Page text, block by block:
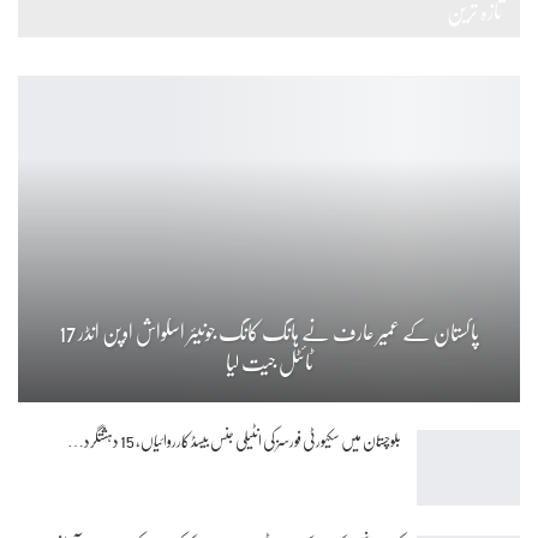
پاکستان کے عمیر عارف نے ہانگ کانگ جونیئر اسکواش اوپن انڈر 17
ٹائٹل جیت لیا
بلوچستان میں سکیورٹی فورسز کی انٹیلی جنس بیسڈ کارروائیاں، 15 دہشتگرد…